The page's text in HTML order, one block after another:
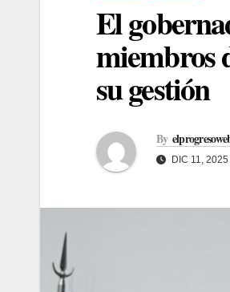
El
miembros
su gestión
By
DIC 11, 2025